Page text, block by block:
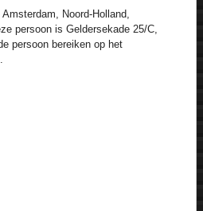
Amsterdam Noord-Holland,
persoon is Geldersekade 25/C,
persoon bereiken op het